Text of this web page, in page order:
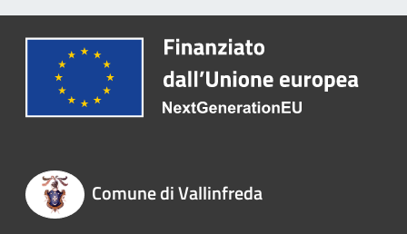
Comune di Vallinfreda